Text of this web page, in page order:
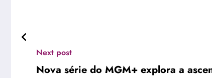
Next post
Nova série do MGM+ explora a